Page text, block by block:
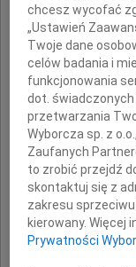
chcesz wycofać
„Ustawień
Twoje dane
celów badania i
funkcjonowania
dot. świadczonych
przetwarzania
Wyborcza sp. z
Zaufanych
to zrobić przejdź
skontaktuj się z
zakresu
kierowany. Więcej
Prywatności